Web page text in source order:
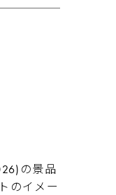
の景品
のイメー